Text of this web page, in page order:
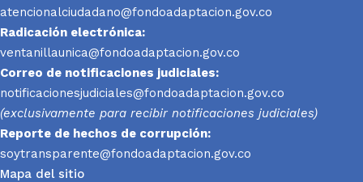
atencionalciudadano@fondoadaptacion.gov.co
Radicación electrónica:
ventanillaunica@fondoadaptacion.gov.co
Correo de notificaciones judiciales:
notificacionesjudiciales@fondoadaptacion.gov.co
(exclusivamente para recibir notificaciones judiciales)
Reporte de hechos de corrupción:
soytransparente@fondoadaptacion.gov.co
Mapa del sitio